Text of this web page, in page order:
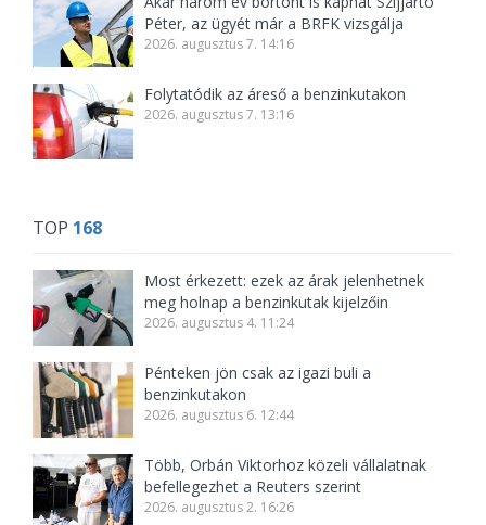
Péter, az ügyét már a BRFK vizsgálja
2026. augusztus 7. 14:16
Folytatódik az áreső a benzinkutakon
2026. augusztus 7. 13:16
TOP 168
Most érkezett: ezek az árak jelenhetnek
meg holnap a benzinkutak kijelzőin
2026. augusztus 4. 11:24
Pénteken jön csak az igazi buli a
benzinkutakon
2026. augusztus 6. 12:44
Több, Orbán Viktorhoz közeli vállalatnak
befellegezhet a Reuters szerint
2026. augusztus 2. 16:26